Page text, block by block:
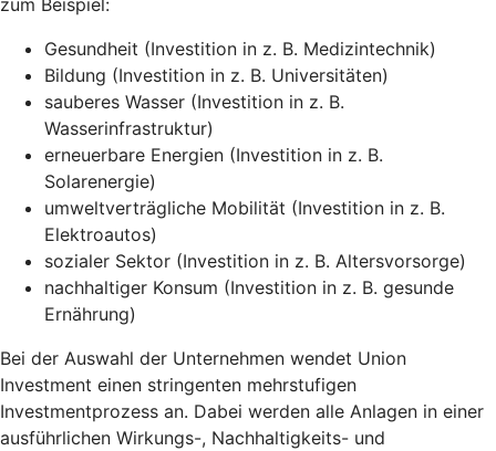
Gesundheit (Investition in z. B. Medizintechnik)
Bildung (Investition in z. B. Universitäten)
sauberes Wasser (Investition in z. B.
Wasserinfrastruktur)
erneuerbare Energien (Investition in z. B.
Solarenergie)
umweltverträgliche Mobilität (Investition in z. B.
Elektroautos)
sozialer Sektor (Investition in z. B. Altersvorsorge)
nachhaltiger Konsum (Investition in z. B. gesunde
Ernährung)
Bei der Auswahl der Unternehmen wendet Union
Investment einen stringenten mehrstufigen
Investmentprozess an. Dabei werden alle Anlagen in einer
ausführlichen Wirkungs-, Nachhaltigkeits- und